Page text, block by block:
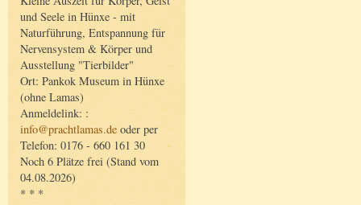
und Seele in Hünxe - mit
Naturführung, Entspannung für
Nervensystem & Körper und
Ausstellung "Tierbilder"
Ort: Pankok Museum in Hünxe
(ohne Lamas)
Anmeldelink: :
info@prachtlamas.de oder per
Telefon: 0176 - 660 161 30
Noch 6 Plätze frei (Stand vom
04.08.2026)
* * *